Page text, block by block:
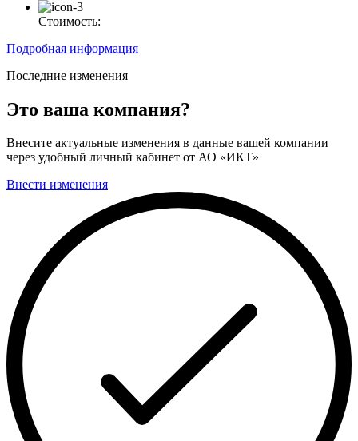
Стоимость:
Подробная информация
Последние изменения
Это ваша компания?
Внесите актуальные изменения в данные вашей компании
через удобный личный кабинет от АО «ИКТ»
Внести изменения